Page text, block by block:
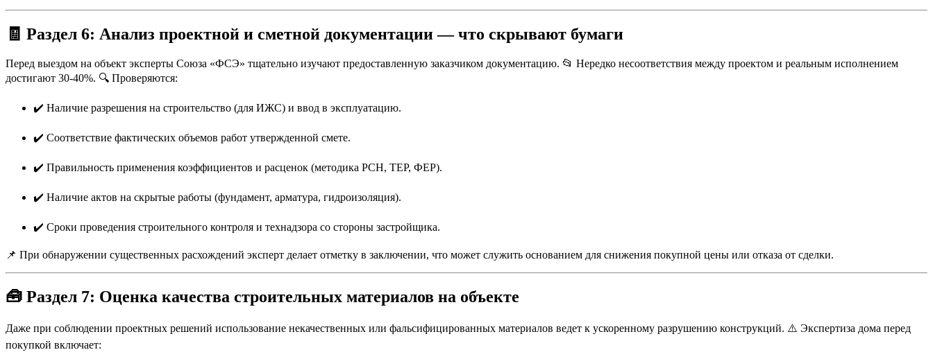
🧾 Раздел 6: Анализ проектной и сметной документации — что скрывают бумаги
Перед выездом на объект эксперты Союза «ФСЭ» тщательно изучают предоставленную заказчиком документацию. 📂 Нередко несоответствия между проектом и реальным исполнением
достигают 30-40%. 🔍 Проверяются:
✔️ Наличие разрешения на строительство (для ИЖС) и ввод в эксплуатацию.
✔️ Соответствие фактических объемов работ утвержденной смете.
✔️ Правильность применения коэффициентов и расценок (методика РСН, ТЕР, ФЕР).
✔️ Наличие актов на скрытые работы (фундамент, арматура, гидроизоляция).
✔️ Сроки проведения строительного контроля и технадзора со стороны застройщика.
📌 При обнаружении существенных расхождений эксперт делает отметку в заключении, что может служить основанием для снижения покупной цены или отказа от сделки.
🧰 Раздел 7: Оценка качества строительных материалов на объекте
Даже при соблюдении проектных решений использование некачественных или фальсифицированных материалов ведет к ускоренному разрушению конструкций. ⚠️ Экспертиза дома перед
покупкой включает: